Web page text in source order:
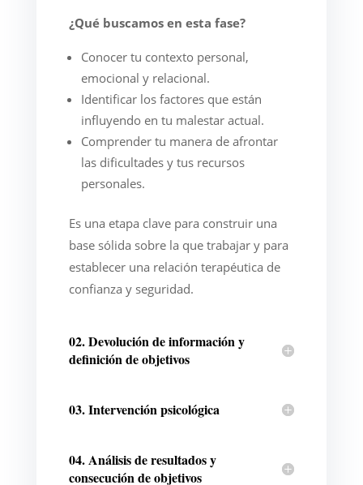
¿Qué buscamos en esta fase?
Conocer tu contexto personal,
emocional y relacional.
Identificar los factores que están
influyendo en tu malestar actual.
Comprender tu manera de afrontar
las dificultades y tus recursos
personales.
Es una etapa clave para construir una
base sólida sobre la que trabajar y para
establecer una relación terapéutica de
confianza y seguridad.
02. Devolución de información y
definición de objetivos
03. Intervención psicológica
04. Análisis de resultados y
consecución de objetivos